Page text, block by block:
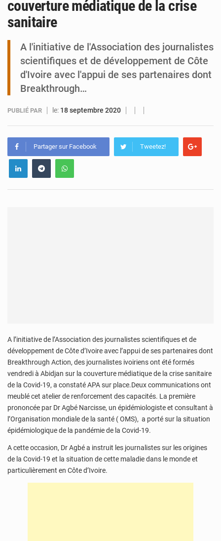
couverture médiatique de la crise
sanitaire
A l'initiative de l'Association des journalistes
scientifiques et de développement de Côte
d'Ivoire avec l'appui de ses partenaires dont
Breakthrough…
PUBLIÉ PAR le: 18 septembre 2020
Partager sur Facebook Tweetez!
A l’initiative de l’Association des journalistes scientifiques et de
développement de Côte d’Ivoire avec l’appui de ses partenaires dont
Breakthrough Action, des journalistes ivoiriens ont été formés
vendredi à Abidjan sur la couverture médiatique de la crise sanitaire
de la Covid-19, a constaté APA sur place.Deux communications ont
meublé cet atelier de renforcement des capacités. La première
prononcée par Dr Agbé Narcisse, un épidémiologiste et consultant à
l’Organisation mondiale de la santé ( OMS), a porté sur la situation
épidémiologique de la pandémie de la Covid-19.
A cette occasion, Dr Agbé a instruit les journalistes sur les origines
de la Covid-19 et la situation de cette maladie dans le monde et
particulièrement en Côte d’Ivoire.